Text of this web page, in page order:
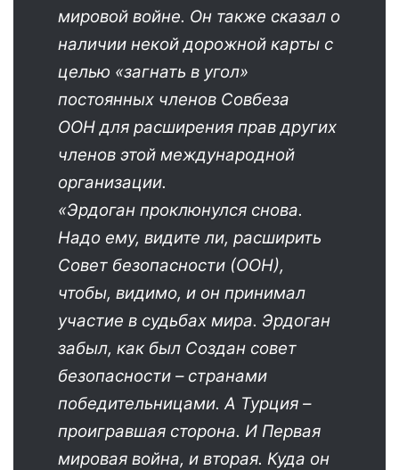
мировой войне. Он также сказал о
наличии некой дорожной карты с
целью «загнать в угол»
постоянных членов Совбеза
ООН для расширения прав других
членов этой международной
организации.
«Эрдоган проклюнулся снова.
Надо ему, видите ли, расширить
Совет безопасности (ООН),
чтобы, видимо, и он принимал
участие в судьбах мира. Эрдоган
забыл, как был Создан совет
безопасности – странами
победительницами. А Турция –
проигравшая сторона. И Первая
мировая война, и вторая. Куда он